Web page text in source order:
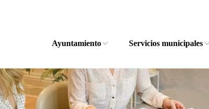
Ayuntamiento Servicios municipales